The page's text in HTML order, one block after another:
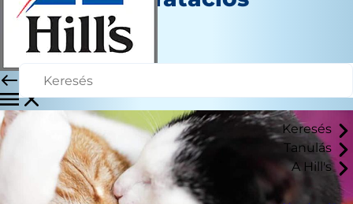
Keresés
Tanulás
A Hill's
útmutató
Személyzet Szerző
Október 01, 2024